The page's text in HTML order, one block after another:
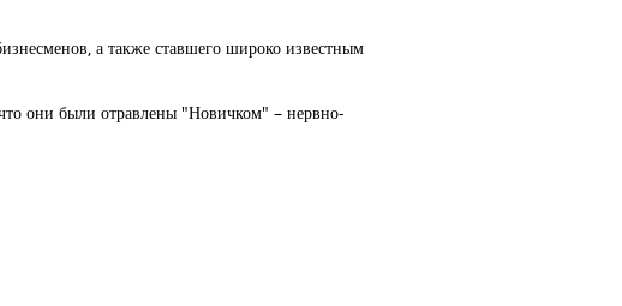
а также ставшего широко известным
они были отравлены "Новичком" – нервно-